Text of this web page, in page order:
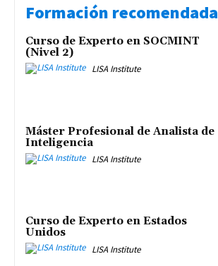
Formación recomendada
Curso de Experto en SOCMINT
(Nivel 2)
LISA Institute
Máster Profesional de Analista de
Inteligencia
LISA Institute
Curso de Experto en Estados
Unidos
LISA Institute